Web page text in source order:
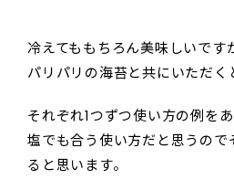
冷えてももちろん美味しいです
パリパリの海苔と共にいただく
それぞれ1つずつ使い方の例を
塩でも合う使い方だと思うので
ると思います。